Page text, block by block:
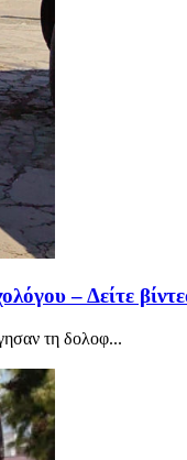
– Δείτε
τη δολοφ...